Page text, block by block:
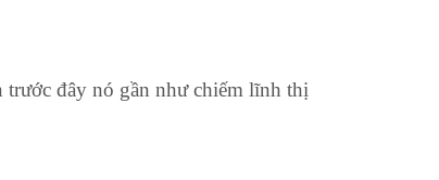
đây nó gần như chiếm lĩnh thị